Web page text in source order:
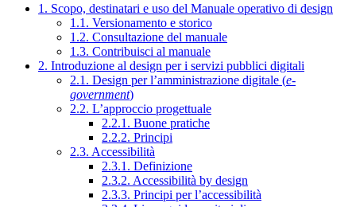
1. Scopo, destinatari e uso del Manuale operativo di design
1.1. Versionamento e storico
1.2. Consultazione del manuale
1.3. Contribuisci al manuale
2. Introduzione al design per i servizi pubblici digitali
2.1. Design per l’amministrazione digitale (e-
government)
2.2. L’approccio progettuale
2.2.1. Buone pratiche
2.2.2. Principi
2.3. Accessibilità
2.3.1. Definizione
2.3.2. Accessibilità by design
2.3.3. Principi per l’accessibilità